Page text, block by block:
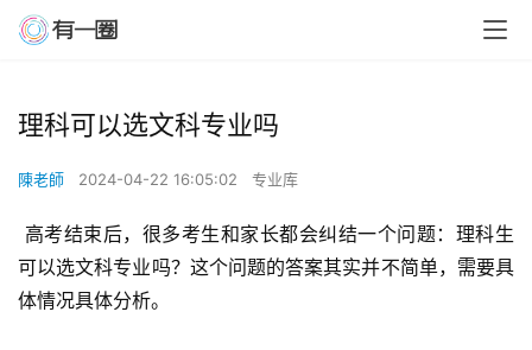
理科可以选文科专业吗
陳老師 2024-04-22 16:05:02 专业库
可以选文科专业吗？这个问题的答案其实并不简单，需要具
体情况具体分析。